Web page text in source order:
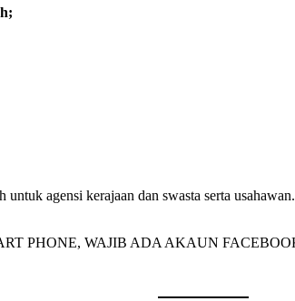
agensi kerajaan dan swasta serta usahawan.
PHONE, WAJIB ADA AKAUN